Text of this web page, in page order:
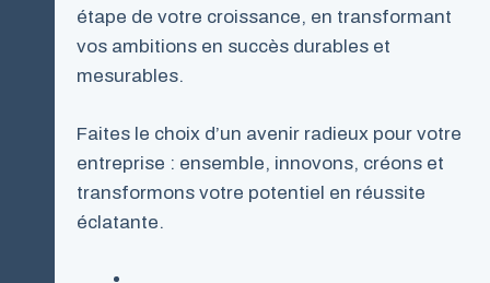
étape de votre croissance, en transformant
vos ambitions en succès durables et
mesurables.
Faites le choix d’un avenir radieux pour votre
entreprise : ensemble, innovons, créons et
transformons votre potentiel en réussite
éclatante.